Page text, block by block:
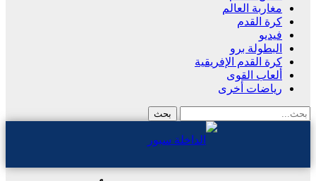
مغاربة العالم
كرة القدم
فيديو
البطولة برو
كرة القدم الإفريقية
ألعاب القوى
رياضات أخرى